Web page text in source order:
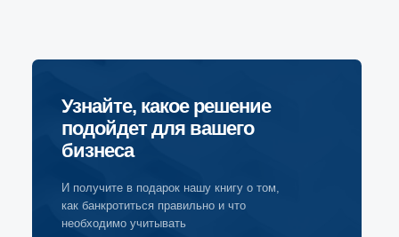
Узнайте, какое решение
подойдет для вашего
бизнеса
И получите в подарок нашу книгу о том,
как банкротиться правильно и что
необходимо учитывать
БЦ Омега Плаза, оф. 220
Телефон
Адрес офиса